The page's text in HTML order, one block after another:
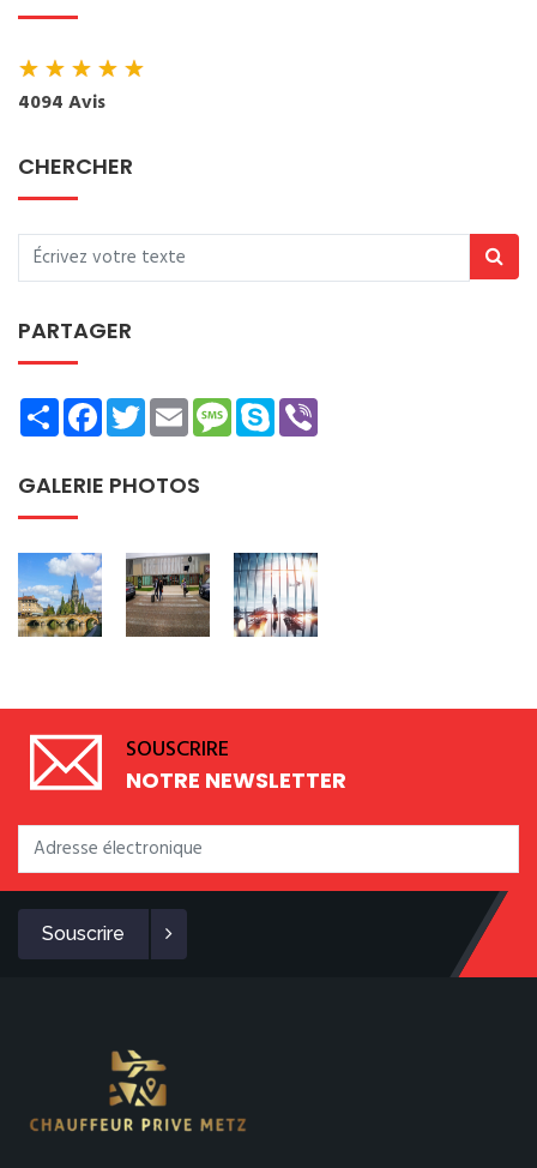
★★★★★
4094 Avis
CHERCHER
PARTAGER
ShareFacebookTwitterEmailMessage
Skype
GALERIE PHOTOS
SOUSCRIRE
NOTRE NEWSLETTER
Souscrire